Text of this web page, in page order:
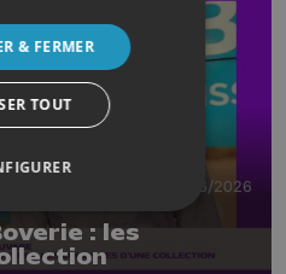
12/06/2026
: les
& FERMER
TOUT